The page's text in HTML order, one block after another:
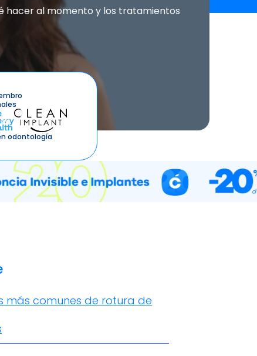
hacer al momento y los tratamientos
odontología
más comunes de rotura de